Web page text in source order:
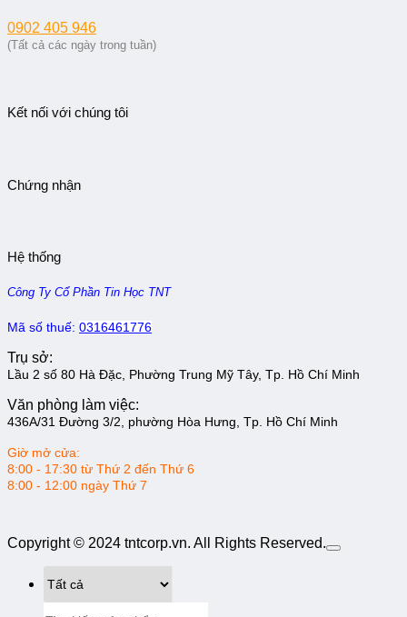
0902 405 946
(Tất cả các ngày trong tuần)
Kết nối với chúng tôi
Chứng nhận
Hệ thống
Công Ty Cổ Phần Tin Học TNT
Mã số thuế: 0316461776
Trụ sở:
Lầu 2 số 80 Hà Đặc, Phường Trung Mỹ Tây, Tp. Hồ Chí Minh
Văn phòng làm việc:
436A/31 Đường 3/2, phường Hòa Hưng, Tp. Hồ Chí Minh
Giờ mở cửa:
8:00 - 17:30 từ Thứ 2 đến Thứ 6
8:00 - 12:00 ngày Thứ 7
Copyright © 2024 tntcorp.vn. All Rights Reserved.